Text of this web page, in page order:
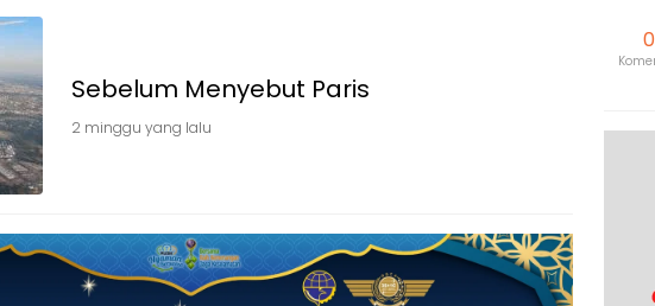
Sebelum Menyebut Paris
2 minggu yang lalu
0